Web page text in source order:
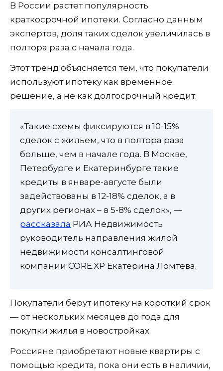
В России растет популярность
краткосрочной ипотеки. Согласно данным
экспертов, доля таких сделок увеличилась в
полтора раза с начала года.
Этот тренд объясняется тем, что покупатели
используют ипотеку как временное
решение, а не как долгосрочный кредит.
«Такие схемы фиксируются в 10-15%
сделок с жильем, что в полтора раза
больше, чем в начале года. В Москве,
Петербурге и Екатеринбурге такие
кредиты в январе-августе были
задействованы в 12-18% сделок, а в
других регионах – в 5-8% сделок», —
рассказала РИА Недвижимость
руководитель направления жилой
недвижимости консалтинговой
компании CORE.XP Екатерина Ломтева.
Покупатели берут ипотеку на короткий срок
— от нескольких месяцев до года для
покупки жилья в новостройках.
Россияне приобретают новые квартиры с
помощью кредита, пока они есть в наличии,